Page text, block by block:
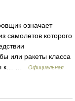
означает
самолетов которого
или ракеты класса
к… …
Официальная